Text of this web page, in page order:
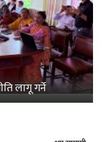
लागू गर्ने